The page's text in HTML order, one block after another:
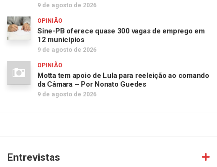
9 de agosto de 2026
OPINIÃO
Sine-PB oferece quase 300 vagas de emprego em
12 municípios
9 de agosto de 2026
OPINIÃO
Motta tem apoio de Lula para reeleição ao comando
da Câmara – Por Nonato Guedes
9 de agosto de 2026
Entrevistas